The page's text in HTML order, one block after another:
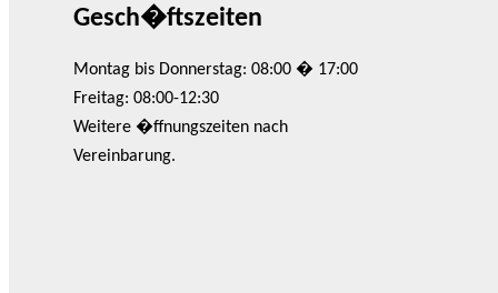
Gesch�ftszeiten
Montag bis Donnerstag: 08:00 � 17:00
Freitag: 08:00-12:30
Weitere �ffnungszeiten nach
Vereinbarung.